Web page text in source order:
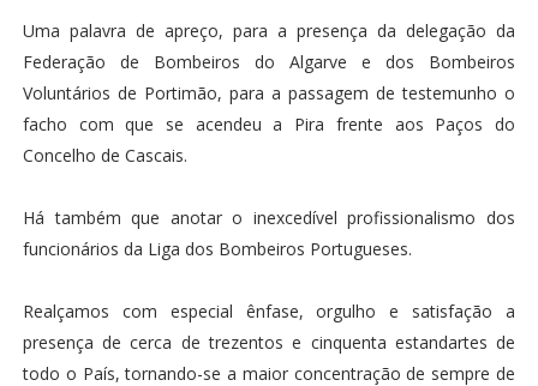
Uma palavra de apreço, para a presença da delegação da
Federação de Bombeiros do Algarve e dos Bombeiros
Voluntários de Portimão, para a passagem de testemunho o
facho com que se acendeu a Pira frente aos Paços do
Concelho de Cascais.
Há também que anotar o inexcedível profissionalismo dos
funcionários da Liga dos Bombeiros Portugueses.
Realçamos com especial ênfase, orgulho e satisfação a
presença de cerca de trezentos e cinquenta estandartes de
todo o País, tornando-se a maior concentração de sempre de